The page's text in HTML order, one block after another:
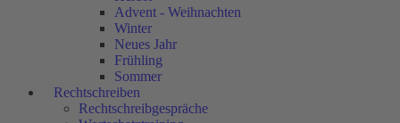
Advent - Weihnachten
Winter
Neues Jahr
Frühling
Sommer
Rechtschreiben
Rechtschreibgespräche